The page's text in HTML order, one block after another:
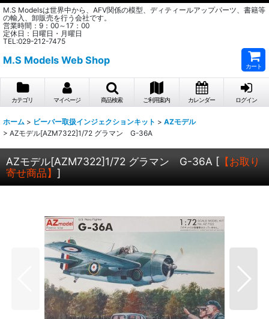
M.S Modelsは世界中から、AFV関係の模型、ディティールアップパーツ、書籍等
の輸入、卸販売を行う会社です。
営業時間：9：00～17：00
定休日：日曜日・月曜日
TEL:029-212-7475
M.S Models Web Shop
カート
カテゴリ マイページ 商品検索 ご利用案内 カレンダー ログイン
ホーム > ビーバー取扱インジェクションキット > AZモデル
> AZモデル[AZM7322]1/72 グラマン G-36A
AZモデル[AZM7322]1/72 グラマン G-36A [ 【お取り
寄せ商品】 ]